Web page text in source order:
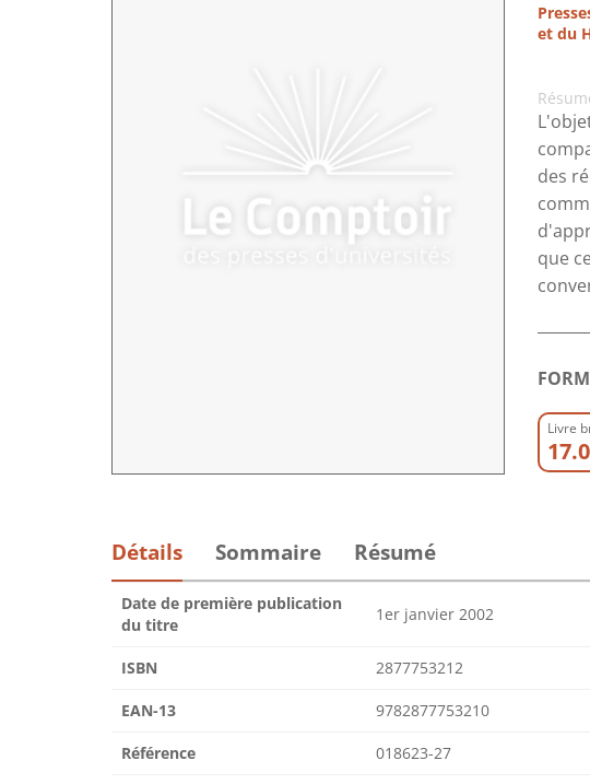
et du
des
que
Livre
Détails Sommaire Résumé
Date de première publication
du titre
1er janvier 2002
ISBN 2877753212
EAN-13 9782877753210
Référence 018623-27